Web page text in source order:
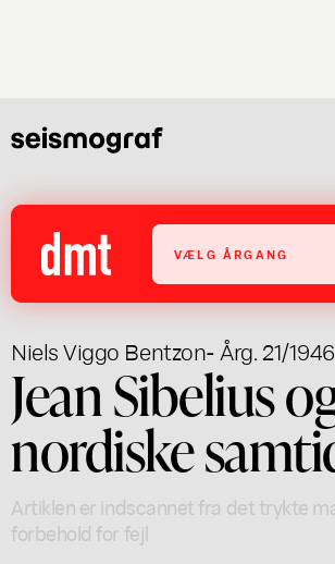
VÆLG ÅRGANG
Niels Viggo Bentzon- Årg. 21/
Jean Sibelius
nordiske
Artiklen er indscannet fra det trykte
forbehold for fejl